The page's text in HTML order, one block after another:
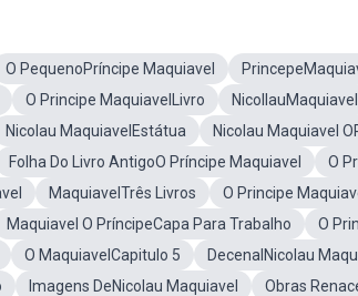
O PequenoPríncipe Maquiavel
O Principe MaquiavelLivro NicollauMaquiavel
Nicolau MaquiavelEstátua Nicolau Maquiavel
Folha Do Livro AntigoO Príncipe Maquiavel O
MaquiavelTrês Livros O Principe
Maquiavel O PríncipeCapa Para Trabalho O
O MaquiavelCapitulo 5 DecenalNicolau
Imagens DeNicolau Maquiavel Obras